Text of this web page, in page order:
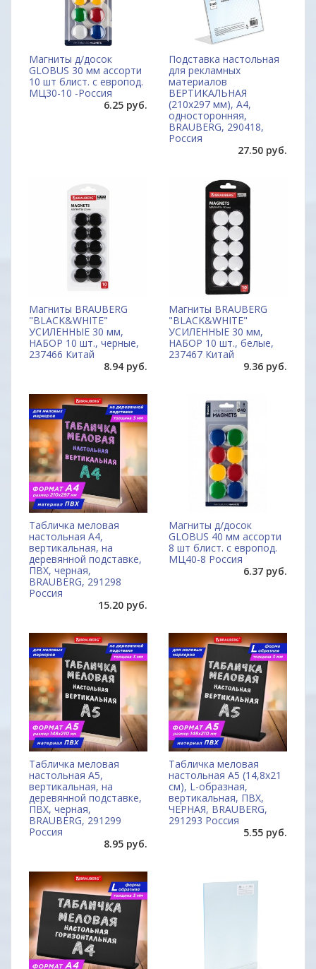
Магниты д/досок
GLOBUS 30 мм ассорти
10 шт блист. с европод.
МЦ30-10 -Россия
6.25 руб.
Подставка настольная
для рекламных
материалов
ВЕРТИКАЛЬНАЯ
(210х297 мм), А4,
односторонняя,
BRAUBERG, 290418,
Россия
27.50 руб.
Магниты BRAUBERG
"BLACK&WHITE"
УСИЛЕННЫЕ 30 мм,
НАБОР 10 шт., черные,
237466 Китай
8.94 руб.
Магниты BRAUBERG
"BLACK&WHITE"
УСИЛЕННЫЕ 30 мм,
НАБОР 10 шт., белые,
237467 Китай
9.36 руб.
Табличка меловая
настольная А4,
вертикальная, на
деревянной подставке,
ПВХ, черная,
BRAUBERG, 291298
Россия
15.20 руб.
Магниты д/досок
GLOBUS 40 мм ассорти
8 шт блист. с европод.
МЦ40-8 Россия
6.37 руб.
Табличка меловая
настольная А5,
вертикальная, на
деревянной подставке,
ПВХ, черная,
BRAUBERG, 291299
Россия
8.95 руб.
Табличка меловая
настольная А5 (14,8x21
см), L-образная,
вертикальная, ПВХ,
ЧЕРНАЯ, BRAUBERG,
291293 Россия
5.55 руб.